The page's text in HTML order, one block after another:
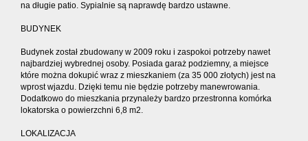
na długie patio. Sypialnie są naprawdę bardzo ustawne.
BUDYNEK
Budynek został zbudowany w 2009 roku i zaspokoi potrzeby nawet
najbardziej wybrednej osoby. Posiada garaż podziemny, a miejsce
które można dokupić wraz z mieszkaniem (za 35 000 złotych) jest na
wprost wjazdu. Dzięki temu nie będzie potrzeby manewrowania.
Dodatkowo do mieszkania przynależy bardzo przestronna komórka
lokatorska o powierzchni 6,8 m2.
LOKALIZACJA